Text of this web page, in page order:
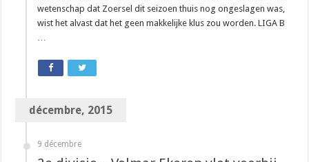
wetenschap dat Zoersel dit seizoen thuis nog ongeslagen was,
wist het alvast dat het geen makkelijke klus zou worden. LIGA B
…
décembre, 2015
9 décembre